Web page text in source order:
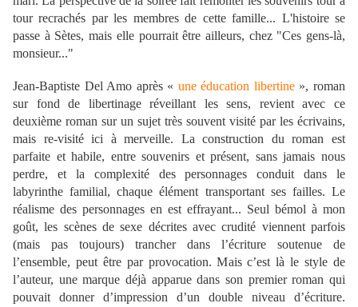
tour recrachés par les membres de cette famille... L'histoire se
passe à Sètes, mais elle pourrait être ailleurs, chez "Ces gens-là,
monsieur..."
Jean-Baptiste Del Amo après « une éducation libertine», roman
sur fond de libertinage réveillant les sens, revient avec ce
deuxième roman sur un sujet très souvent visité par les écrivains,
mais re-visité ici à merveille. La construction du roman est
parfaite et habile, entre souvenirs et présent, sans jamais nous
perdre, et la complexité des personnages conduit dans le
labyrinthe familial, chaque élément transportant ses failles. Le
réalisme des personnages en est effrayant... Seul bémol à mon
goût, les scènes de sexe décrites avec crudité viennent parfois
(mais pas toujours) trancher dans l’écriture soutenue de
l’ensemble, peut être par provocation. Mais c’est là le style de
l’auteur, une marque déjà apparue dans son premier roman qui
pouvait donner d’impression d’un double niveau d’écriture.